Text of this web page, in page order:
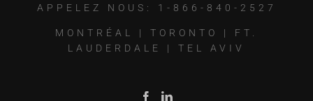
APPELEZ NOUS: 1-866-840-2527
MONTRÉAL | TORONTO | FT.
LAUDERDALE
| TEL AVIV